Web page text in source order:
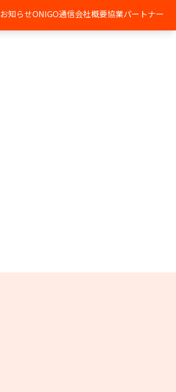
お知らせONIGO通信会社概要協業パートナー